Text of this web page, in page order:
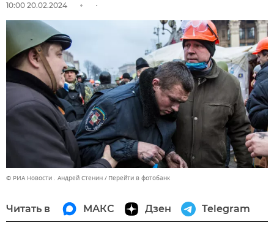
10:00 20.02.2024
© РИА Новости . Андрей Стенин Перейти в фотобанк
Читать в МАКС Дзен Telegram